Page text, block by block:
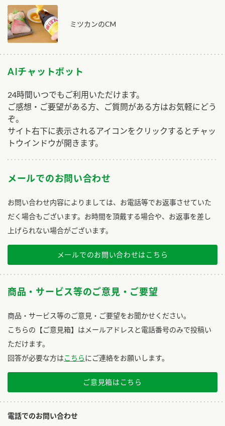
ミツカンのCM
AIチャットボット
24時間いつでもご利用いただけます。
ご感想・ご要望がある方、ご質問がある方はお気軽にどう
ぞ。
サイト右下に表示されるアイコンをクリックするとチャッ
トウインドウが開きます。
メールでのお問い合わせ
お問い合わせ内容によりましては、お電話等でお返事させていた
だく場合もございます。お時間を頂戴する場合や、お返事を差し
上げられない場合がございます。
メールでのお問い合わせはこちら
商品・サービス等のご意見・ご要望
商品・サービス等のご意見・ご要望をお聞かせください。
こちらの【ご意見箱】はメールアドレスと電話番号のみで投稿い
ただけます。
回答が必要な方はこちらにご連絡をお願いします。
ご意見箱はこちら
電話でのお問い合わせ